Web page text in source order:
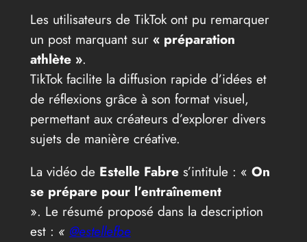
Les utilisateurs de TikTok ont pu remarquer
un post marquant sur « préparation
athlète ».
TikTok facilite la diffusion rapide d’idées et
de réflexions grâce à son format visuel,
permettant aux créateurs d’explorer divers
sujets de manière créative.
La vidéo de Estelle Fabres’intitule : « On
se prépare pour l’entraînement
». Le résumé proposé dans la description
est : « @estellefbe